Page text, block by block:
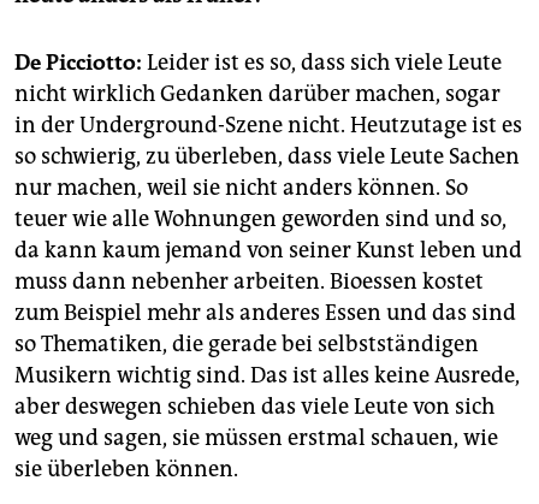
De Picciotto: Leider ist es so, dass sich viele Leute
nicht wirklich Gedanken darüber machen, sogar
in der Underground-Szene nicht. Heutzutage ist es
so schwierig, zu überleben, dass viele Leute Sachen
nur machen, weil sie nicht anders können. So
teuer wie alle Wohnungen geworden sind und so,
da kann kaum jemand von seiner Kunst leben und
muss dann nebenher arbeiten. Bioessen kostet
zum Beispiel mehr als anderes Essen und das sind
so Thematiken, die gerade bei selbstständigen
Musikern wichtig sind. Das ist alles keine Ausrede,
aber deswegen schieben das viele Leute von sich
weg und sagen, sie müssen erstmal schauen, wie
sie überleben können.